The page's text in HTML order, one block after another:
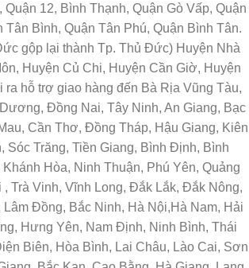
Quận 12, Bình Thạnh, Quận Gò Vấp, Quận
Tân Bình, Quận Tân Phú, Quận Bình Tân.
gộp lại thành Tp. Thủ Đức) Huyện Nhà
Huyện Củ Chi, Huyện Cần Giờ, Huyện
ra hỗ trợ giao hàng đến Bà Rịa Vũng Tàu,
Đồng Nai, Tây Ninh, An Giang, Bạc
Cần Thơ, Đồng Tháp, Hậu Giang, Kiên
Sóc Trăng, Tiền Giang, Bình Định, Bình
Hòa, Ninh Thuận, Phú Yên, Quảng
, Trà Vinh, Vĩnh Long, Đắk Lắk, Đắk Nông,
Lâm Đồng, Bắc Ninh, Hà Nội,Hà Nam, Hải
Hưng Yên, Nam Định, Ninh Bình, Thái
Biên, Hòa Bình, Lai Châu, Lào Cai, Sơn